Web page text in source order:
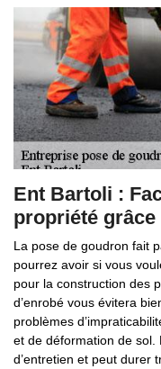
Ent Bartoli :
propriété grâce
La pose de goudron fait
pourrez avoir si vous
pour la construction des
d’enrobé vous évitera
problèmes
et de déformation de sol.
d’entretien et peut durer